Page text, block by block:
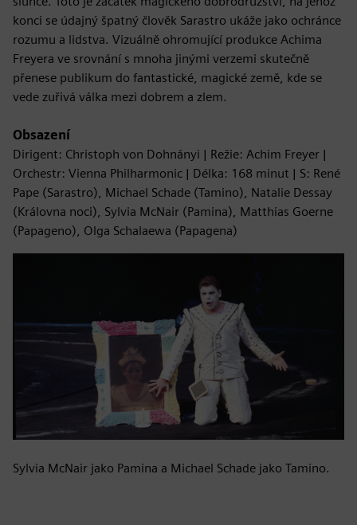
konci se údajný špatný člověk Sarastro ukáže jako ochránce
rozumu a lidstva. Vizuálně ohromující produkce Achima
Freyera ve srovnání s mnoha jinými verzemi skutečně
přenese publikum do fantastické, magické země, kde se
vede zuřivá válka mezi dobrem a zlem.
Obsazení
Dirigent: Christoph von Dohnányi | Režie: Achim Freyer |
Orchestr: Vienna Philharmonic | Délka: 168 minut | S: René
Pape (Sarastro), Michael Schade (Tamino), Natalie Dessay
(Královna noci), Sylvia McNair (Pamina), Matthias Goerne
(Papageno), Olga Schalaewa (Papagena)
Sylvia McNair jako Pamina a Michael Schade jako Tamino.